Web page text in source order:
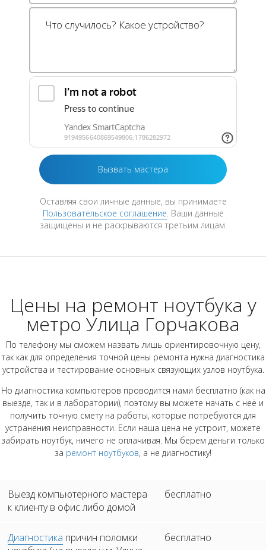
Оставляя свои личные данные, вы принимаете
Пользовательское соглашение. Ваши данные
защищены и не раскрываются третьим лицам.
Цены на ремонт ноутбука у
метро Улица Горчакова
По телефону мы сможем назвать лишь ориентировочную цену,
так как для определения точной цены ремонта нужна диагностика
устройства и тестирование основных связующих узлов ноутбука.
Но диагностика компьютеров проводится нами бесплатно (как на
выезде, так и в лаборатории), поэтому вы можете начать с неё и
получить точную смету на работы, которые потребуются для
устранения неисправности. Если наша цена не устроит, можете
забирать ноутбук, ничего не оплачивая. Мы берем деньги только
за ремонт ноутбуков, а не диагностику!
Выезд компьютерного мастера
к клиенту в офис либо домой
бесплатно
Диагностика причин поломки
бесплатно